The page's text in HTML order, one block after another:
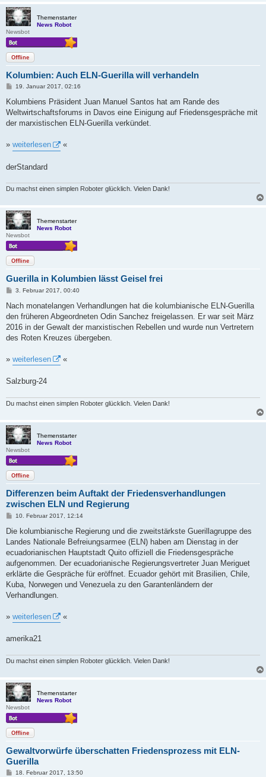
Themenstarter
News Robot
Newsbot
Offline
Kolumbien: Auch ELN-Guerilla will verhandeln
B
i
r
a
19. Januar 2017, 02:16
Kolumbiens Präsident Juan Manuel Santos hat am Rande des
Weltwirtschaftsforums in Davos eine Einigung auf Friedensgespräche mit
der marxistischen ELN-Guerilla verkündet.
» weiterlesen «
derStandard
Du machst einen simplen Roboter glücklich. Vielen Dank!
Themenstarter
News Robot
Newsbot
Offline
Guerilla in Kolumbien lässt Geisel frei
B
i
r
a
3. Februar 2017, 00:40
Nach monatelangen Verhandlungen hat die kolumbianische ELN-Guerilla
den früheren Abgeordneten Odin Sanchez freigelassen. Er war seit März
2016 in der Gewalt der marxistischen Rebellen und wurde nun Vertretern
des Roten Kreuzes übergeben.
» weiterlesen «
Salzburg-24
Du machst einen simplen Roboter glücklich. Vielen Dank!
Themenstarter
News Robot
Newsbot
Offline
Differenzen beim Auftakt der Friedensverhandlungen
zwischen ELN und Regierung
B
i
r
a
10. Februar 2017, 12:14
Die kolumbianische Regierung und die zweitstärkste Guerillagruppe des
Landes Nationale Befreiungsarmee (ELN) haben am Dienstag in der
ecuadorianischen Hauptstadt Quito offiziell die Friedensgespräche
aufgenommen. Der ecuadorianische Regierungsvertreter Juan Meriguet
erklärte die Gespräche für eröffnet. Ecuador gehört mit Brasilien, Chile,
Kuba, Norwegen und Venezuela zu den Garantenländern der
Verhandlungen.
» weiterlesen «
amerika21
Du machst einen simplen Roboter glücklich. Vielen Dank!
Themenstarter
News Robot
Newsbot
Offline
Gewaltvorwürfe überschatten Friedensprozess mit ELN-
Guerilla
B18. Februar 2017, 13:50